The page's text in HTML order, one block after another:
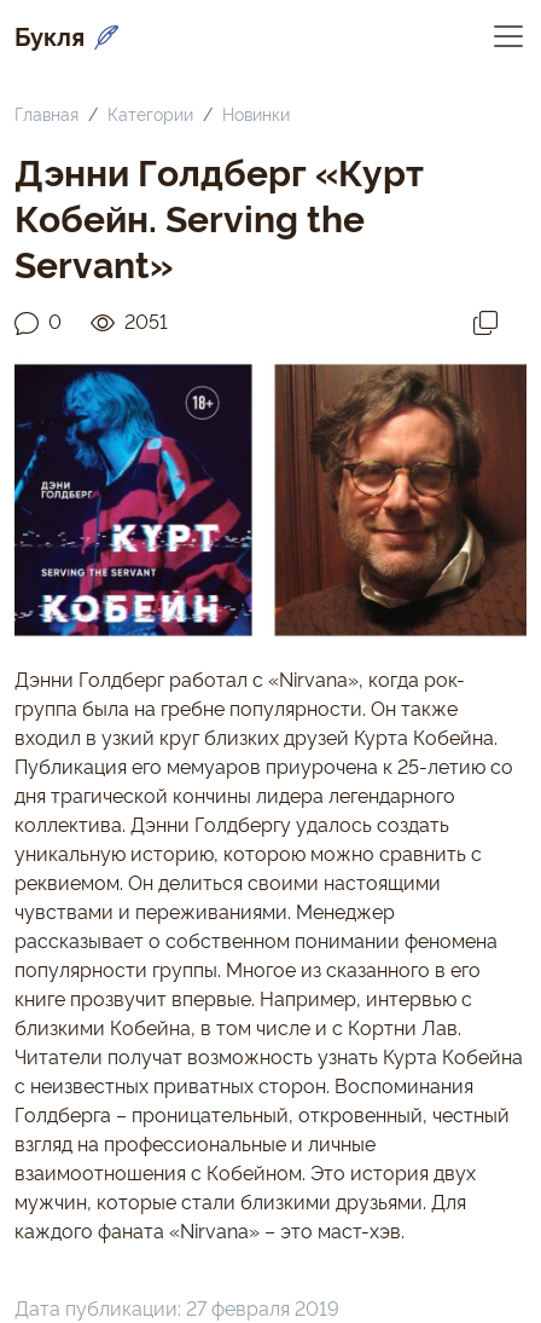
Букля
Главная Категории Новинки
Дэнни Голдберг «Курт
Кобейн. Serving the
Servant»
0 2051
Дэнни Голдберг работал с «Nirvana», когда рок-
группа была на гребне популярности. Он также
входил в узкий круг близких друзей Курта Кобейна.
Публикация его мемуаров приурочена к 25-летию со
дня трагической кончины лидера легендарного
коллектива. Дэнни Голдбергу удалось создать
уникальную историю, которою можно сравнить с
реквиемом. Он делиться своими настоящими
чувствами и переживаниями. Менеджер
рассказывает о собственном понимании феномена
популярности группы. Многое из сказанного в его
книге прозвучит впервые. Например, интервью с
близкими Кобейна, в том числе и с Кортни Лав.
Читатели получат возможность узнать Курта Кобейна
с неизвестных приватных сторон. Воспоминания
Голдберга – проницательный, откровенный, честный
взгляд на профессиональные и личные
взаимоотношения с Кобейном. Это история двух
мужчин, которые стали близкими друзьями. Для
каждого фаната «Nirvana» – это маст-хэв.
Дата публикации: 27 февраля 2019